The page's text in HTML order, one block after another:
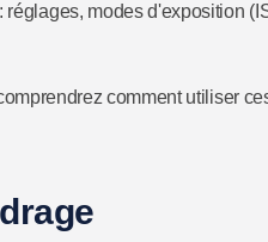
modes d'exposition
comment utiliser